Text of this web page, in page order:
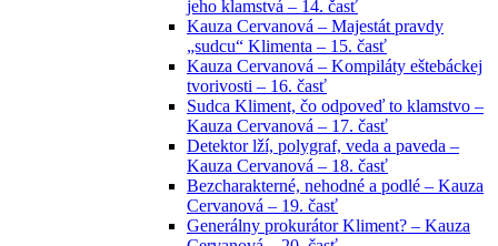
jeho klamstvá – 14. časť
Kauza Cervanová – Majestát pravdy
„sudcu“ Klimenta – 15. časť
Kauza Cervanová – Kompiláty eštebáckej
tvorivosti – 16. časť
Sudca Kliment, čo odpoveď to klamstvo –
Kauza Cervanová – 17. časť
Detektor lží, polygraf, veda a paveda –
Kauza Cervanová – 18. časť
Bezcharakterné, nehodné a podlé – Kauza
Cervanová – 19. časť
Generálny prokurátor Kliment? – Kauza